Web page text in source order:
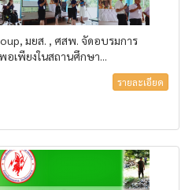
มยส. , ศสพ. จัดอบรมการ
เพียงในสถานศึกษา...
รายละเอียด